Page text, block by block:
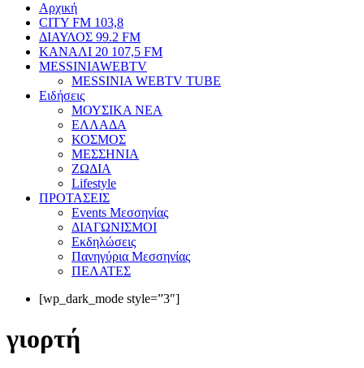
Αρχική
CITY FM 103,8
ΔΙΑΥΛΟΣ 99.2 FM
ΚΑΝΑΛΙ 20 107,5 FM
MESSINIAWEBTV
MESSINIA WEBTV TUBE
Eιδήσεις
ΜΟΥΣΙΚΑ ΝΕΑ
ΕΛΛΑΔΑ
ΚΟΣΜΟΣ
ΜΕΣΣΗΝΙΑ
ΖΩΔΙΑ
Lifestyle
ΠΡΟΤΑΣΕΙΣ
Events Μεσσηνίας
ΔΙΑΓΩΝΙΣΜΟΙ
Εκδηλώσεις
Πανηγύρια Μεσσηνίας
ΠΕΛΑΤΕΣ
[wp_dark_mode style=”3″]
γιορτή